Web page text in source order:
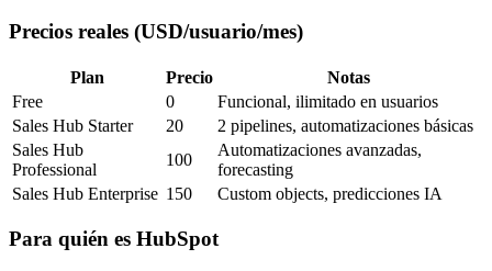
Precios reales (USD/usuario/mes)
Plan Precio
Notas
Free
0
Funcional, ilimitado en usuarios
Sales Hub Starter
20
2 pipelines, automatizaciones básicas
Sales Hub
Professional
100
Automatizaciones avanzadas,
forecasting
Sales Hub Enterprise 150 Custom objects, predicciones IA
Para quién es HubSpot